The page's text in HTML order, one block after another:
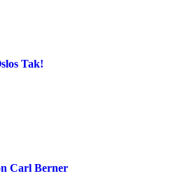
Tak!
Carl Berner